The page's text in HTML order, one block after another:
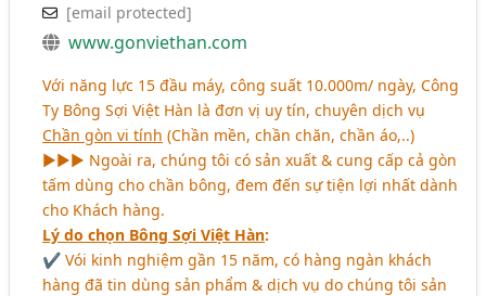
[email protected]
www.gonviethan.com
Với năng lực 15 đầu máy, công suất 10.000m/ ngày, Công
Ty Bông Sợi Việt Hàn là đơn vị uy tín, chuyên dịch vụ
Chần gòn vi tính (Chần mền, chần chăn, chần áo,..)
►►► Ngoài ra, chúng tôi có sản xuất & cung cấp cả gòn
tấm dùng cho chần bông, đem đến sự tiện lợi nhất dành
cho Khách hàng.
Lý do chọn Bông Sợi Việt Hàn:
✔ Vói kinh nghiệm gần 15 năm, có hàng ngàn khách
hàng đã tin dùng sản phẩm & dịch vụ do chúng tôi sản